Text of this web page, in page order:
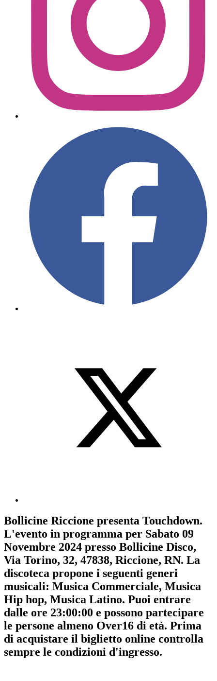
Bollicine Riccione presenta Touchdown.
L'evento in programma per Sabato 09
Novembre 2024 presso Bollicine Disco,
Via Torino, 32, 47838, Riccione, RN. La
discoteca propone i seguenti generi
musicali: Musica Commerciale, Musica
Hip hop, Musica Latino. Puoi entrare
dalle ore 23:00:00 e possono partecipare
le persone almeno Over16 di età. Prima
di acquistare il biglietto online controlla
sempre le condizioni d'ingresso.